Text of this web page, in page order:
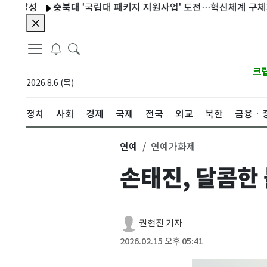
충북대 '국립대 패키지 지원사업' 도전…혁신체계 구체화 속도
2026.8.6 (목)
크
정치 사회 경제 국제 전국 외교 북한 금융ㆍ
연예 연예가화제
손태진, 달콤한
권현진 기자
2026.02.15 오후 05:41